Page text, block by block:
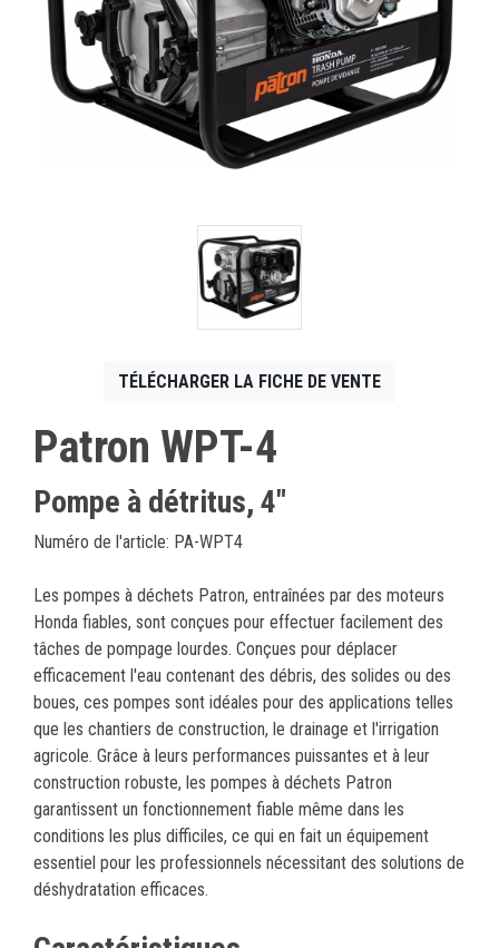
English
TÉLÉCHARGER LA FICHE DE VENTE
Patron WPT-4
Pompe à détritus, 4"
Numéro de l'article: PA-WPT4
Les pompes à déchets Patron, entraînées par des moteurs
Honda fiables, sont conçues pour effectuer facilement des
tâches de pompage lourdes. Conçues pour déplacer
efficacement l'eau contenant des débris, des solides ou des
boues, ces pompes sont idéales pour des applications telles
que les chantiers de construction, le drainage et l'irrigation
agricole. Grâce à leurs performances puissantes et à leur
construction robuste, les pompes à déchets Patron
garantissent un fonctionnement fiable même dans les
conditions les plus difficiles, ce qui en fait un équipement
essentiel pour les professionnels nécessitant des solutions de
déshydratation efficaces.